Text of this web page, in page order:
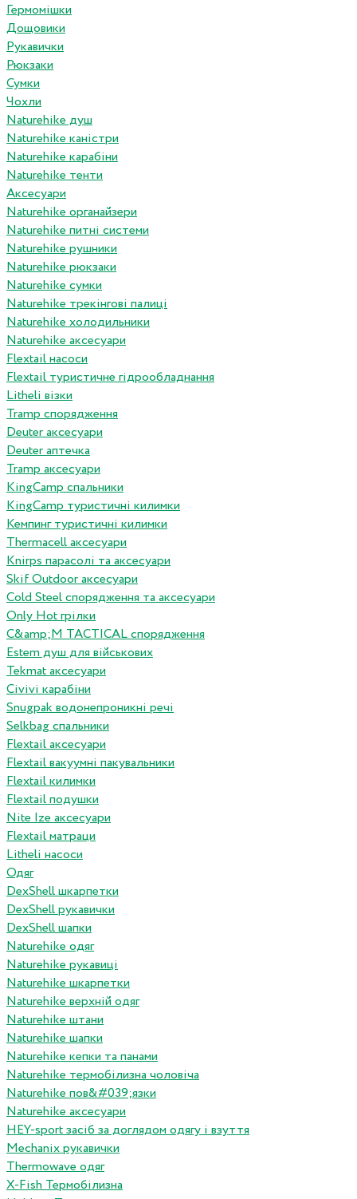
Гермомішки
Дощовики
Рукавички
Рюкзаки
Сумки
Чохли
Naturehike душ
Naturehike каністри
Naturehike карабіни
Naturehike тенти
Аксесуари
Naturehike органайзери
Naturehike питні системи
Naturehike рушники
Naturehike рюкзаки
Naturehike сумки
Naturehike трекінгові палиці
Naturehike холодильники
Naturehike аксесуари
Flextail насоси
Flextail туристичне гідрообладнання
Litheli візки
Tramp спорядження
Deuter аксесуари
Deuter аптечка
Tramp аксесуари
KingCamp спальники
KingCamp туристичні килимки
Кемпинг туристичні килимки
Thermacell аксесуари
Knirps парасолі та аксесуари
Skif Outdoor аксесуари
Cold Steel спорядження та аксесуари
Only Hot грілки
C&amp;M TACTICAL спорядження
Estem душ для військових
Tekmat аксесуари
Сivivi карабіни
Snugpak водонепроникні речі
Selkbag спальники
Flextail аксесуари
Flextail вакуумні пакувальники
Flextail килимки
Flextail подушки
Nite Ize аксесуари
Flextail матраци
Litheli насоси
Одяг
DexShell шкарпетки
DexShell рукавички
DexShell шапки
Naturehike одяг
Naturehike рукавиці
Naturehike шкарпетки
Naturehike верхній одяг
Naturehike штани
Naturehike шапки
Naturehike кепки та панами
Naturehike термобілизна чоловіча
Naturehike пов&#039;язки
Naturehike аксесуари
HEY-sport засіб за доглядом одягу і взуття
Mechanix рукавички
Thermowave одяг
X-Fish Термобілизна